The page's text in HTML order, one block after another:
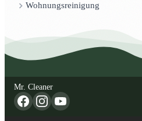
Wohnungsreinigung
Mr. Cleaner